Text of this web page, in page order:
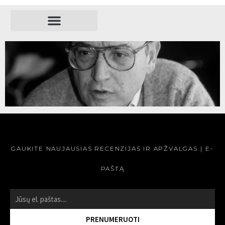
REŽISIERIAI
GAUKITE NAUJAUSIAS RECENZIJAS IR APŽVALGAS Į E-
PAŠTĄ
PRENUMERUOTI